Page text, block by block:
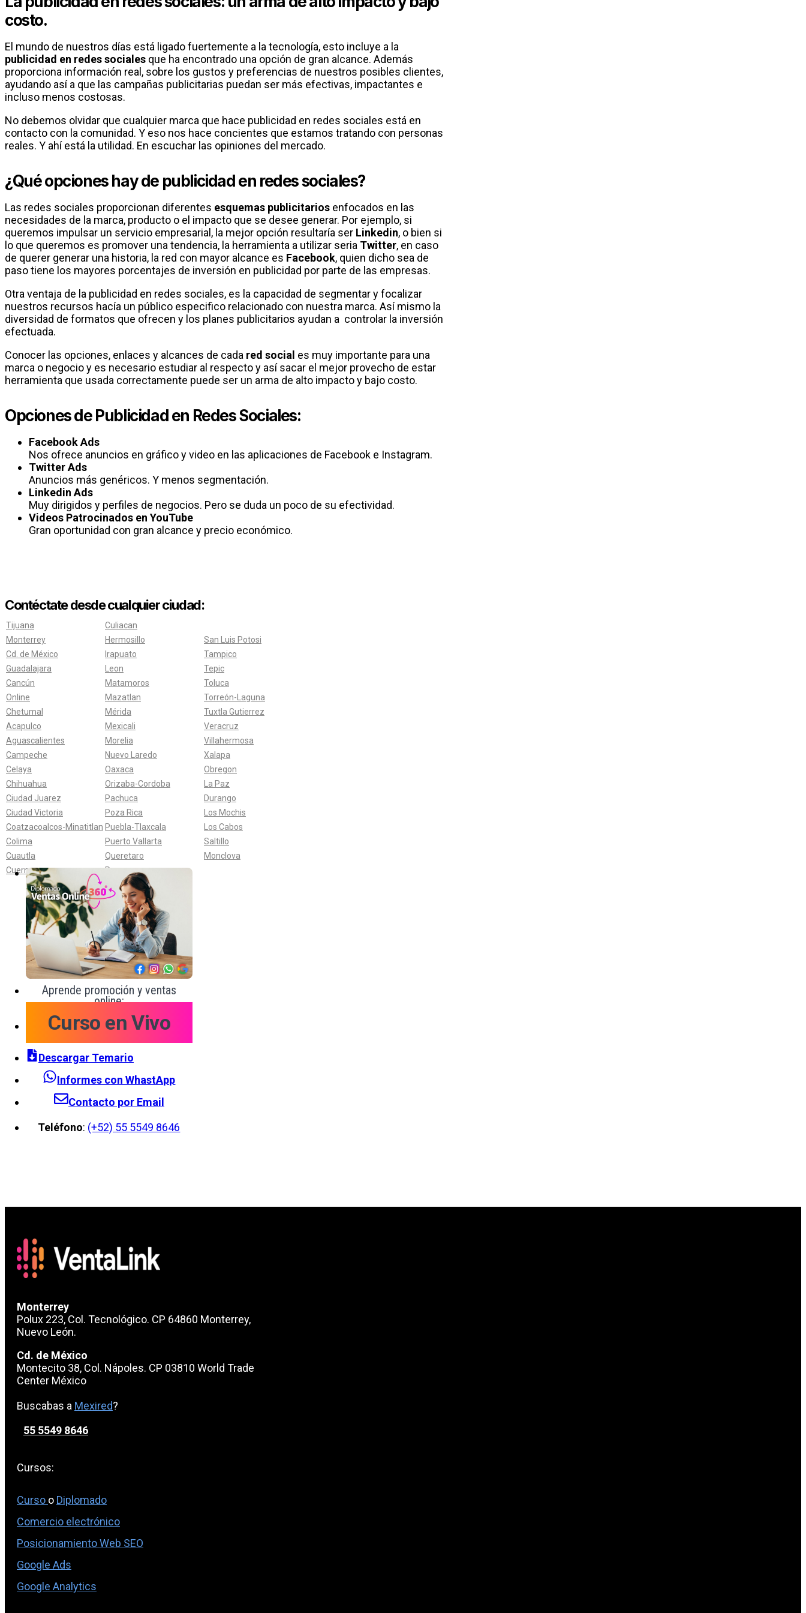
costo.
El mundo de nuestros días está ligado fuertemente a la tecnología, esto incluye a la
publicidad en redes sociales que ha encontrado una opción de gran alcance. Además
proporciona información real, sobre los gustos y preferencias de nuestros posibles clientes,
ayudando así a que las campañas publicitarias puedan ser más efectivas, impactantes e
incluso menos costosas.
No debemos olvidar que cualquier marca que hace publicidad en redes sociales está en
contacto con la comunidad. Y eso nos hace concientes que estamos tratando con personas
reales. Y ahí está la utilidad. En escuchar las opiniones del mercado.
¿Qué opciones hay de publicidad en redes sociales?
Las redes sociales proporcionan diferentes esquemas publicitarios enfocados en las
necesidades de la marca, producto o el impacto que se desee generar. Por ejemplo, si
queremos impulsar un servicio empresarial, la mejor opción resultaría ser Linkedin, o bien si
lo que queremos es promover una tendencia, la herramienta a utilizar seria Twitter, en caso
de querer generar una historia, la red con mayor alcance es Facebook, quien dicho sea de
paso tiene los mayores porcentajes de inversión en publicidad por parte de las empresas.
Otra ventaja de la publicidad en redes sociales, es la capacidad de segmentar y focalizar
nuestros recursos hacía un público especifico relacionado con nuestra marca. Así mismo la
diversidad de formatos que ofrecen y los planes publicitarios ayudan a controlar la inversión
efectuada.
Conocer las opciones, enlaces y alcances de cada red social es muy importante para una
marca o negocio y es necesario estudiar al respecto y así sacar el mejor provecho de estar
herramienta que usada correctamente puede ser un arma de alto impacto y bajo costo.
Opciones de Publicidad en Redes Sociales:
Facebook Ads
Nos ofrece anuncios en gráfico y video en las aplicaciones de Facebook e Instagram.
Twitter Ads
Anuncios más genéricos. Y menos segmentación.
Linkedin Ads
Muy dirigidos y perfiles de negocios. Pero se duda un poco de su efectividad.
Videos Patrocinados en YouTube
Gran oportunidad con gran alcance y precio económico.
Contéctate desde cualquier ciudad:
Tijuana
Monterrey
Cd. de México
Guadalajara
Cancún
Online
Chetumal
Acapulco
Aguascalientes
Campeche
Celaya
Chihuahua
Ciudad Juarez
Ciudad Victoria
Coatzacoalcos-Minatitlan
Colima
Cuautla
Cuernavaca
Culiacan
Hermosillo
Irapuato
Leon
Matamoros
Mazatlan
Mérida
Mexicali
Morelia
Nuevo Laredo
Oaxaca
Orizaba-Cordoba
Pachuca
Poza Rica
Puebla-Tlaxcala
Puerto Vallarta
Queretaro
Reynosa
San Luis Potosi
Tampico
Tepic
Toluca
Torreón-Laguna
Tuxtla Gutierrez
Veracruz
Villahermosa
Xalapa
Obregon
La Paz
Durango
Los Mochis
Los Cabos
Saltillo
Monclova
Aprende promoción y ventas
online:
Curso en Vivo
Descargar Temario
Informes con WhastApp
Contacto por Email
Teléfono: (+52) 55 5549 8646
Monterrey
Polux 223, Col. Tecnológico. CP 64860 Monterrey,
Nuevo León.
Cd. de México
Montecito 38, Col. Nápoles. CP 03810 World Trade
Center México
Buscabas a Mexired?
55 5549 8646
Cursos:
Curso o Diplomado
Comercio electrónico
Posicionamiento Web SEO
Google Ads
Google Analytics